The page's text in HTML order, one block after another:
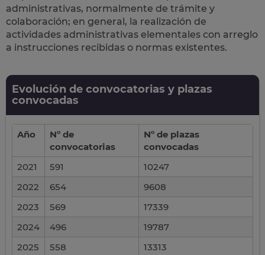
administrativas, normalmente de trámite y
colaboración; en general, la realización de
actividades administrativas elementales con arreglo
a instrucciones recibidas o normas existentes.
Evolución de convocatorias y plazas
convocadas
Año
Nº de
convocatorias
Nº de plazas
convocadas
2021
591
10247
2022
654
9608
2023
569
17339
2024
496
19787
2025
558
13313